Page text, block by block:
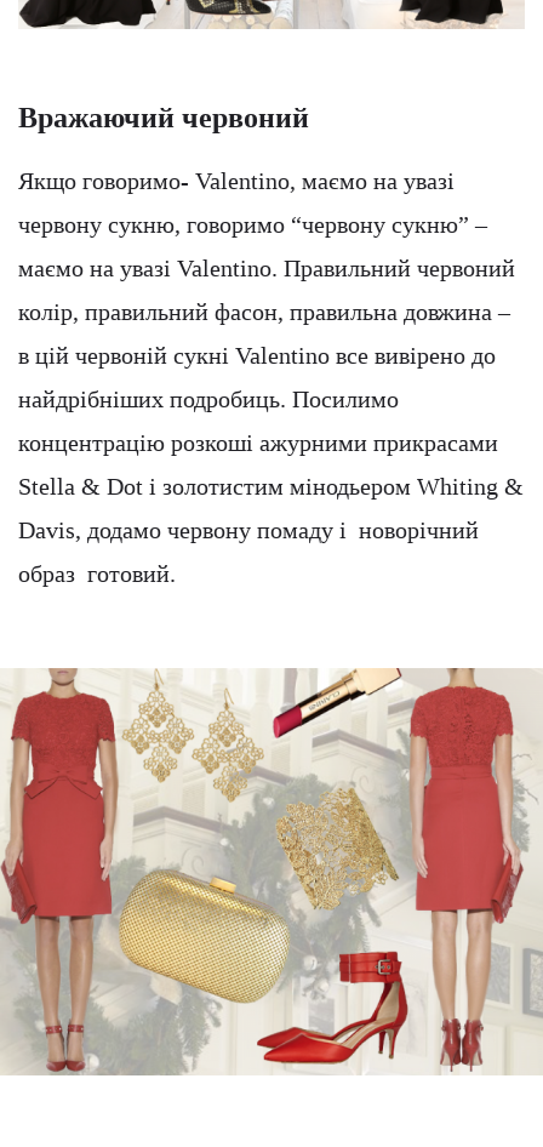
Вражаючий червоний
Якщо говоримо- Valentino, маємо на увазі
червону сукню, говоримо “червону сукню” –
маємо на увазі Valentino. Правильний червоний
колір, правильний фасон, правильна довжина –
в цій червоній сукні Valentino все вивірено до
найдрібніших подробиць. Посилимо
концентрацію розкоші ажурними прикрасами
Stella & Dot і золотистим мінодьером Whiting &
Davis, додамо червону помаду і новорічний
образ готовий.